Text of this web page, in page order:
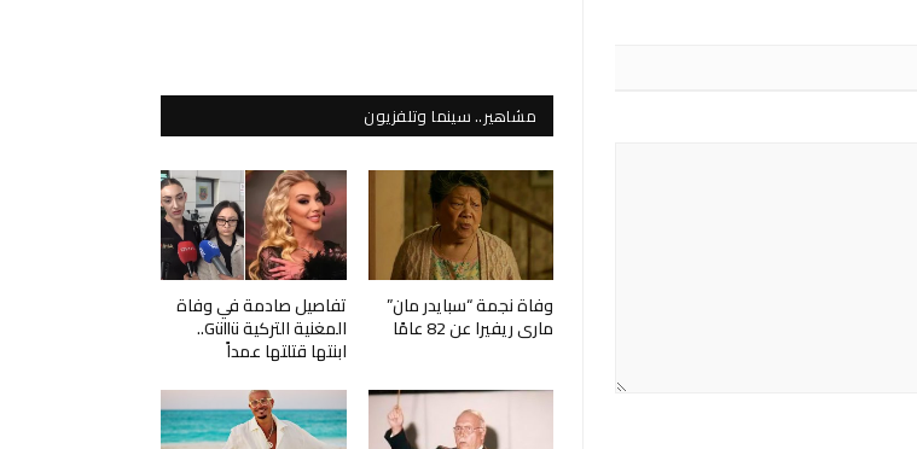
مشاهير.. سينما وتلفزيون
وفاة نجمة “سبايدر مان”
ماري ريفيرا عن 82 عامًا
تفاصيل صادمة في وفاة
المغنية التركية Güllü..
ابنتها قتلتها عمداً